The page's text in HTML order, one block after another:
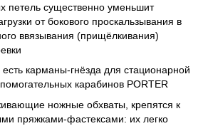
петель существенно уменьшит
от бокового проскальзывания в
ввязывания (прищёлкивания)
карманы-гнёзда для стационарной
карабинов PORTER
ножные обхваты, крепятся к
пряжками-фастексами: их легко